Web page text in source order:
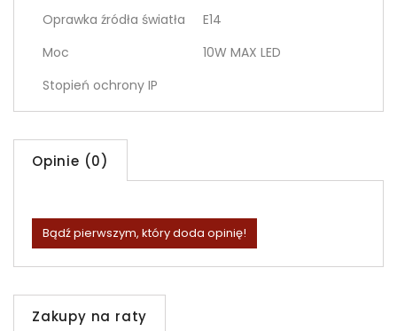
Oprawka źródła światła
E14
Moc
10W MAX LED
Stopień ochrony IP
Opinie (0)
Bądź pierwszym, który doda opinię!
Zakupy na raty